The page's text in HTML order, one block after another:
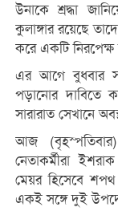
উনাকে শ্রদ্ধা
কুলাঙ্গার রয়েছে
করে একটি নিরপেক্ষ
এর আগে বুধবার
পড়ানোর দাবিতে
সারারাত সেখানে
আজ
নেতাকর্মীরা
মেয়র হিসেবে শপথ
একই সঙ্গে দুই